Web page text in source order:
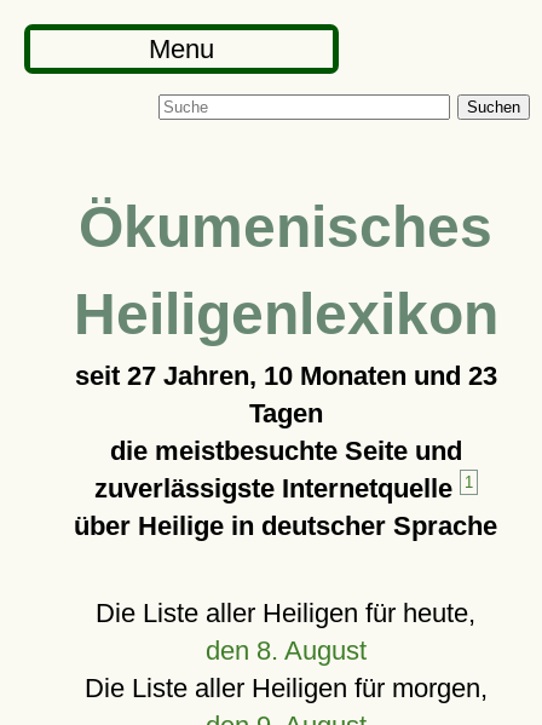
Menu
Suchen
Ökumenisches
Heiligenlexikon
seit 27 Jahren, 10 Monaten und 23
Tagen
die meistbesuchte Seite und
zuverlässigste Internetquelle
1
über Heilige in deutscher Sprache
Die Liste aller Heiligen für heute,
den 8. August
Die Liste aller Heiligen für morgen,